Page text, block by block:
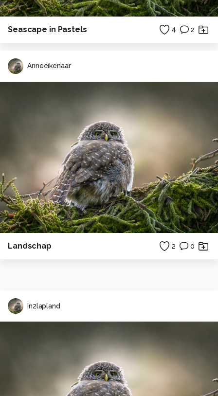
Seascape in Pastels 4 2
Anneeikenaar
Landschap 2 0
in2lapland